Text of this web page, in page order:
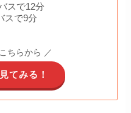
スで12分
スで9分
ちらから ／
てみる！